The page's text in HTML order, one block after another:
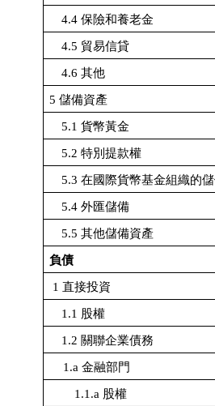
4.4 保險和養老金
4.5 貿易信貸
4.6 其他
5儲備資產
5.1 貨幣黃金
5.2 特別提款權
5.3 在國際貨幣基金組織的
5.4 外匯儲備
5.5 其他儲備資產
負債
1直接投資
1.1 股權
1.2 關聯企業債務
1.a 金融部門
1.1.a 股權